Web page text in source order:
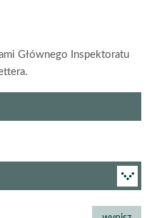
Głównego Inspektoratu